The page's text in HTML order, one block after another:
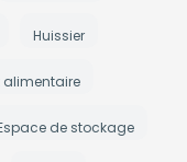
Huissier
de stockage